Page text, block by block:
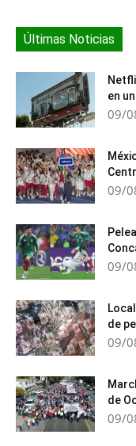
Últimas Noticias
en
09/
09/
09/
de
09/
de
09/